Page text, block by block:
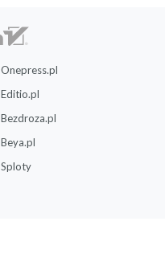
Onepress.pl
Editio.pl
Bezdroza.pl
Beya.pl
Sploty